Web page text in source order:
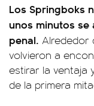
Los Springboks
unos minutos se
penal. Alrededor
volvieron a
estirar la ventaja
de la primera